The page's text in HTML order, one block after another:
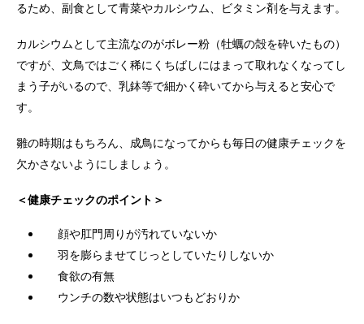
るため、副食として青菜やカルシウム、ビタミン剤を与えます。
カルシウムとして主流なのがボレー粉（牡蠣の殻を砕いたもの）
ですが、文鳥ではごく稀にくちばしにはまって取れなくなってし
まう子がいるので、乳鉢等で細かく砕いてから与えると安心で
す。
雛の時期はもちろん、成鳥になってからも毎日の健康チェックを
欠かさないようにしましょう。
＜健康チェックのポイント＞
顔や肛門周りが汚れていないか
羽を膨らませてじっとしていたりしないか
食欲の有無
ウンチの数や状態はいつもどおりか